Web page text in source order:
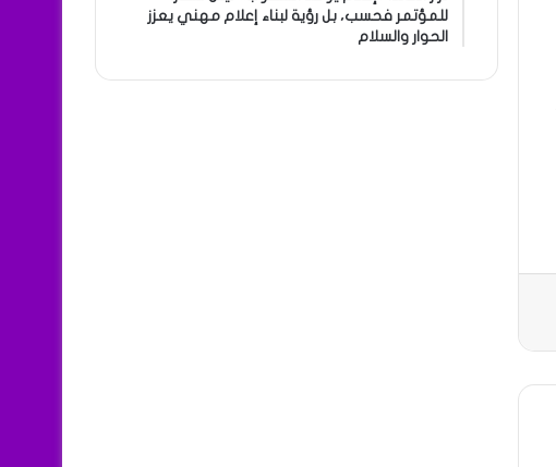
للمؤتمر فحسب، بل رؤية لبناء إعلام مهني يعزز
الحوار والسلام